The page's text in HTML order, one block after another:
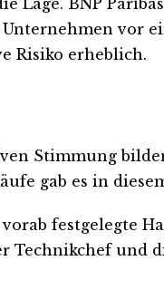
Lage. BNP
vor
Risiko erheblich.
Stimmung
gab es in
festgelegte
Technikchef und